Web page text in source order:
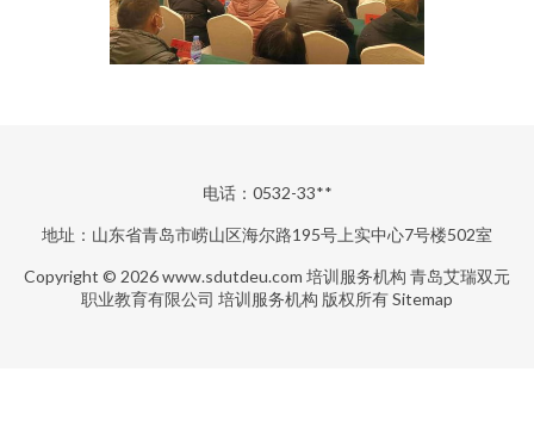
电话：0532-33**
地址：山东省青岛市崂山区海尔路195号上实中心7号楼502室
Copyright © 2026www.sdutdeu.com 培训服务机构 青岛艾瑞双元
职业教育有限公司 培训服务机构 版权所有Sitemap